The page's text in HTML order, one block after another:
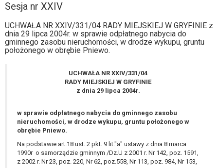
Sesja nr XXIV
UCHWAŁA NR XXIV/331/04 RADY MIEJSKIEJ W GRYFINIE z
dnia 29 lipca 2004r. w sprawie odpłatnego nabycia do
gminnego zasobu nieruchomości, w drodze wykupu, gruntu
położonego w obrębie Pniewo.
UCHWAŁA NR XXIV/331/04
RADY MIEJSKIEJ W GRYFINIE
z dnia 29 lipca 2004r.
w sprawie odpłatnego nabycia do gminnego zasobu
nieruchomości, w drodze wykupu, gruntu położonego w
obrębie Pniewo.
Na podstawie art.18 ust. 2 pkt. 9 lit."a" ustawy z dnia 8 marca
1990r o samorządzie gminnym /Dz.U z 2001 r. Nr 142, poz. 1591,
z 2002 r. Nr 23, poz. 220, Nr 62, poz.558, Nr 113, poz. 984, Nr 153,
zautomatyzowany;
prawo sprzeciwu wobec przetwarzania
danych na podstawie art. 21 RODO, wobec
podstawą prawną jest:
niezbędność przetwarzania do
wykonania zadania realizowanego w
sprawowania władzy publicznej
powierzonej administratorowi bądź
wynikających z prawnie
uzasadnionych interesów